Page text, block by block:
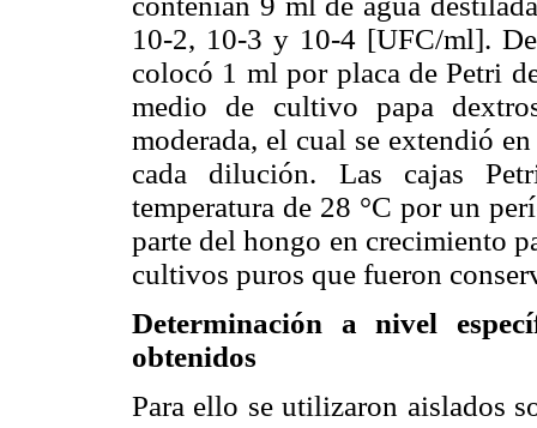
10-2, 10-3 y 10-4 [UFC/ml].
colocó 1 ml por placa de Petri
medio de cultivo papa
moderada, el cual se extendió
cada dilución. Las cajas
temperatura de 28 °C por un
parte del hongo en crecimiento
cultivos puros que fueron
Determinación a nivel
obtenidos
Para ello se utilizaron aislados